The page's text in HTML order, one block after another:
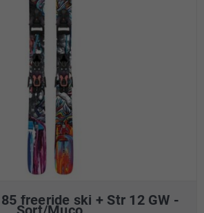
freeride ski + Str 12 GW -